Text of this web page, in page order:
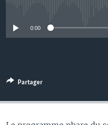
0:00
Partager